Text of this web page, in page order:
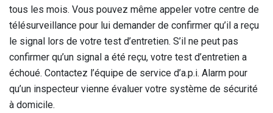
tous les mois. Vous pouvez même appeler votre centre de
télésurveillance pour lui demander de confirmer qu’il a reçu
le signal lors de votre test d’entretien. S’il ne peut pas
confirmer qu’un signal a été reçu, votre test d’entretien a
échoué. Contactez l’équipe de service d’a.p.i. Alarm pour
qu’un inspecteur vienne évaluer votre système de sécurité
à domicile.